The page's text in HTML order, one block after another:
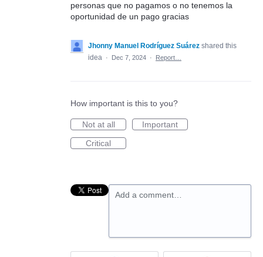
personas que no pagamos o no tenemos la
oportunidad de un pago gracias
Jhonny Manuel Rodríguez Suárez shared this
idea · Dec 7, 2024 · Report…
How important is this to you?
Not at all
Important
Critical
Add a comment…